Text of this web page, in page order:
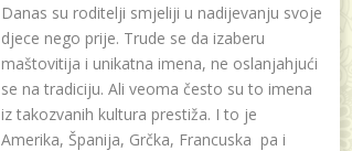
Danas su roditelji smjeliji u nadijevanju svoje
djece nego prije. Trude se da izaberu
maštovitija i unikatna imena, ne oslanjahjući
se na tradiciju. Ali veoma često su to imena
iz takozvanih kultura prestiža. I to je
Amerika, Španija, Grčka, Francuska pa i